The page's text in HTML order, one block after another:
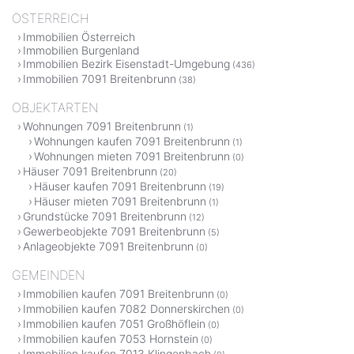
ÖSTERREICH
Immobilien Österreich
Immobilien Burgenland
Immobilien Bezirk Eisenstadt-Umgebung (436)
Immobilien 7091 Breitenbrunn (38)
OBJEKTARTEN
Wohnungen 7091 Breitenbrunn (1)
Wohnungen kaufen 7091 Breitenbrunn (1)
Wohnungen mieten 7091 Breitenbrunn (0)
Häuser 7091 Breitenbrunn (20)
Häuser kaufen 7091 Breitenbrunn (19)
Häuser mieten 7091 Breitenbrunn (1)
Grundstücke 7091 Breitenbrunn (12)
Gewerbeobjekte 7091 Breitenbrunn (5)
Anlageobjekte 7091 Breitenbrunn (0)
GEMEINDEN
Immobilien kaufen 7091 Breitenbrunn (0)
Immobilien kaufen 7082 Donnerskirchen (0)
Immobilien kaufen 7051 Großhöflein (0)
Immobilien kaufen 7053 Hornstein (0)